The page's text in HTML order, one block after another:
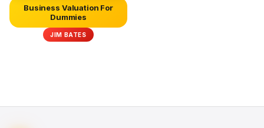
Business Valuation For
Dummies
JIM BATES